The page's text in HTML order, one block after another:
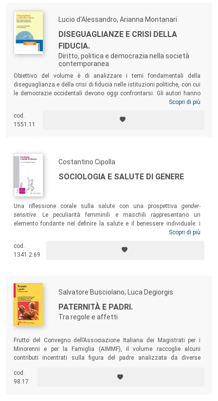
Lucio d'Alessandro, Arianna Montanari
DISEGUAGLIANZE E CRISI DELLA
FIDUCIA.
Diritto, politica e democrazia nella società
contemporanea
Obiettivo del volume è di analizzare i temi fondamentali della
diseguaglianza e della crisi di fiducia nelle istituzioni politiche, con cui
le democrazie occidentali devono oggi confrontarsi. Gli autori hanno
affrontato questi problemi da punti di vista diversi, dando vita a un
diritto per poi studiare le nuove forme di partecipazione politica, il ruolo
giocato dai social media, il tema dei diritti sociali, della
Scopri di più
cod.
1551.11
Costantino Cipolla
SOCIOLOGIA E SALUTE DI GENERE
Una riflessione corale sulla salute con una prospettiva gender-
sensitive . Le peculiarità femminili e maschili rappresentano un
elemento fondante nel definire la salute e il benessere individuale: i
processi di costruzione culturale che accompagnano la formazione
decorso delle patologie, oltre a influenzare in modo sensibile l’accesso,
la qualità e l’aderenza alle cure stesse.
Scopri di più
cod.
1341.2.69
Salvatore Busciolano, Luca Degiorgis
PATERNITÀ E PADRI.
Tra regole e affetti
Frutto del Convegno dell’Associazione Italiana dei Magistrati per i
Minorenni e per la Famiglia (AIMMF), il volume raccoglie alcuni
contributi incentrati sulla figura del padre analizzata da diverse
cod.
98.17